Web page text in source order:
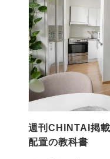
週刊CHINTAI掲
配置の教科書